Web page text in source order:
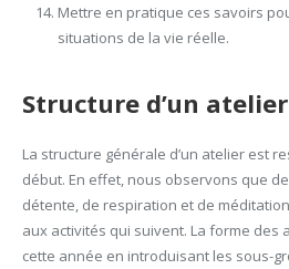
Mettre en pratique ces savoirs
situations de la vie réelle.
Structure d’un atelier
La structure générale d’un atelier est
début. En effet, nous observons que
détente, de respiration et de
aux activités qui suivent. La forme des
cette année en introduisant les sous-